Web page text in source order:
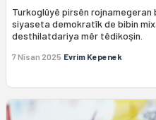
Turkoglûyê pirsên rojnamegeran
siyaseta demokratîk de bibin
desthilatdariya mêr têdikoşin.
7 Nîsan 2025 Evrim Kepenek